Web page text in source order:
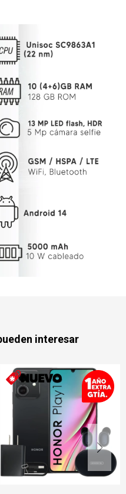
interesar